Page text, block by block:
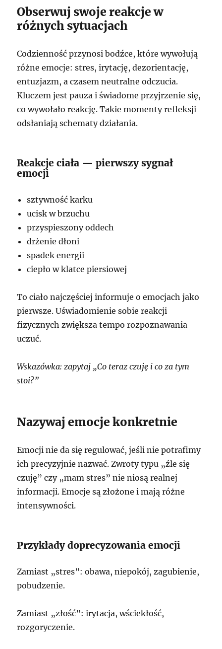
Obserwuj swoje reakcje w
różnych sytuacjach
Codzienność przynosi bodźce, które wywołują
różne emocje: stres, irytację, dezorientację,
entuzjazm, a czasem neutralne odczucia.
Kluczem jest pauza i świadome przyjrzenie się,
co wywołało reakcję. Takie momenty refleksji
odsłaniają schematy działania.
Reakcje ciała — pierwszy sygnał
emocji
sztywność karku
ucisk w brzuchu
przyspieszony oddech
drżenie dłoni
spadek energii
ciepło w klatce piersiowej
To ciało najczęściej informuje o emocjach jako
pierwsze. Uświadomienie sobie reakcji
fizycznych zwiększa tempo rozpoznawania
uczuć.
Wskazówka: zapytaj „Co teraz czuję i co za tym
stoi?”
Nazywaj emocje konkretnie
Emocji nie da się regulować, jeśli nie potrafimy
ich precyzyjnie nazwać. Zwroty typu „źle się
czuję” czy „mam stres” nie niosą realnej
informacji. Emocje są złożone i mają różne
intensywności.
Przykłady doprecyzowania emocji
Zamiast „stres”: obawa, niepokój, zagubienie,
pobudzenie.
Zamiast „złość”: irytacja, wściekłość,
rozgoryczenie.